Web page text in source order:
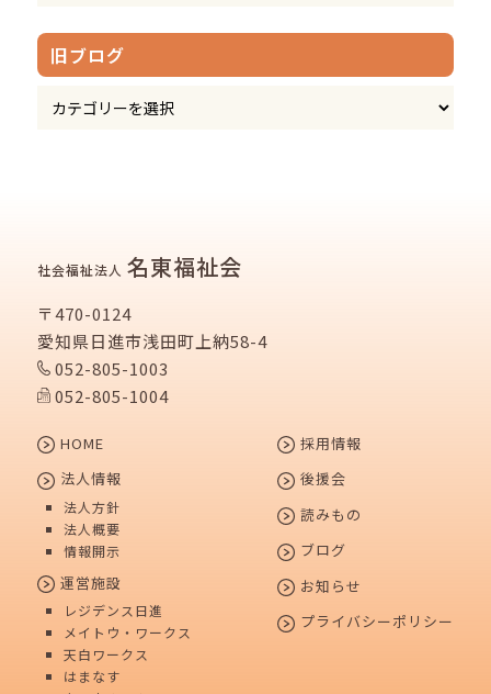
旧ブログ
社会福祉法人 名東福祉会
〒470-0124
愛知県日進市浅田町上納58-4
052-805-1003
052-805-1004
HOME
法人情報
法人方針
法人概要
情報開示
運営施設
レジデンス日進
メイトウ・ワークス
天白ワークス
はまなす
採用情報
後援会
読みもの
ブログ
お知らせ
プライバシーポリシー